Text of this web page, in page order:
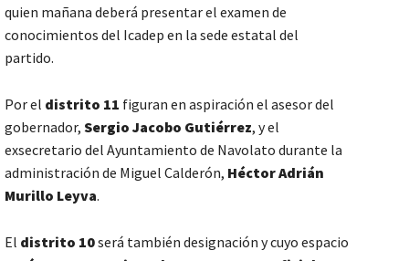
quien mañana deberá presentar el examen de
conocimientos del Icadep en la sede estatal del
partido.
Por el distrito 11 figuran en aspiración el asesor del
gobernador, Sergio Jacobo Gutiérrez, y el
exsecretario del Ayuntamiento de Navolato durante la
administración de Miguel Calderón, Héctor Adrián
Murillo Leyva.
El distrito 10será también designación y cuyo espacio